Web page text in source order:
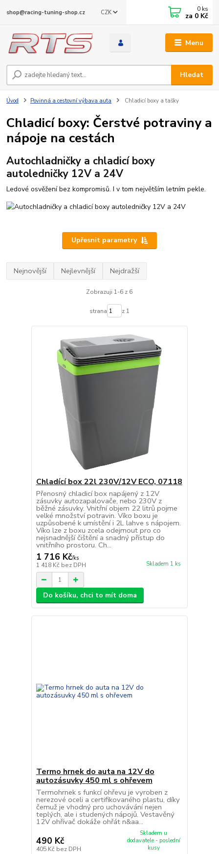
Menu
CZK
Hledat
shop@racing-tuning-shop.cz 0 ks
za 0 Kč
Úvod Povinná a cestovní výbava auta Chladicí boxy a tašky
Chladicí boxy: Čerstvé potraviny a
nápoje na cestách
Autochladničky a chladicí boxy
autoledničky 12V a 24V
Ledové osvěžení bez kompromisů. I v tom největším letním pekle.
Upřesnit parametry
Nejnovější Nejlevnější Nejdražší
Zobrazuji 1-6 z 6
strana z 1
Chladící box 22l 230V/12V ECO, 07118
Přenosný chladicí box napájený z 12V
zásuvky autozapalovače, nebo 230V z
běžné zásuvky. Vnitřní objem 22 litrů pojme
velké množství potravin. Víko boxu je
uzpůsobené k umístění i 2L lahve s nápojem.
Víko lze z boxu zcela odejmout pro co
nejsnadnější čištění a snadný přístup do
vnitřního prostoru. Ch...
1 716 Kč/ks
1 418 Kč bez DPH Skladem 1 ks
Do košíku, chci to mít doma
Termo hrnek do auta na 12V do
autozásuvky 450 ml s ohřevem
Termohrnek s funkcí ohřevu je vyroben z
nerezové oceli a certifikovaného plastu, díky
čemuž je vhodný pro uchovávání nejen
teplých, ale i studených nápojů. Vestavěný
12V ohřívač dokáže ohřát n&aa...
490 Kč
405 Kč bez DPH
Skladem u
dodavatele - poslední
kusy